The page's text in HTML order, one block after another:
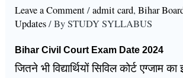
Leave a Comment/admit card,Bihar
Updates/ BySTUDY SYLLABUS
Bihar Civil Court Exam Date 2024
जितने भी विद्यार्थियों सिविल कोर्ट एग्जाम